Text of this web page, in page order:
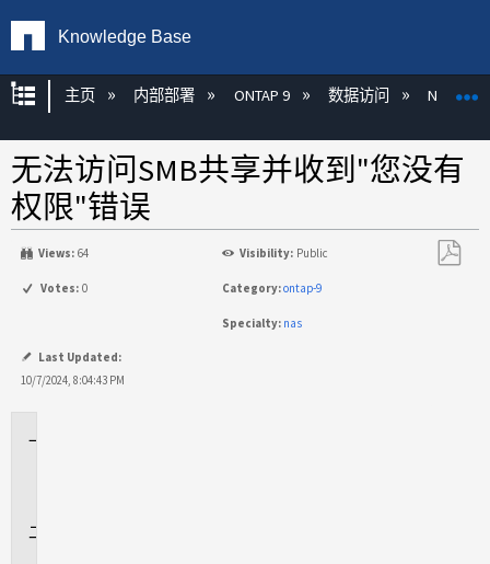
Knowledge Base
扩展/隐缩全局层次
主页 内部部署 ONTAP 9 数据访问 NAS
无法访问SMB共享并收到"您没有
权限"错误
Views: 64 Visibility: Public
Votes: 0 Category:ontap-9
Specialty: nas
Last Updated:
10/7/2024, 8:04:43 PM